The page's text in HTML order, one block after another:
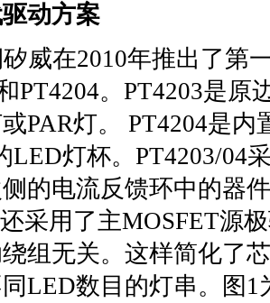
动方案
威在2010年推出了第
PT4204。PT4203是
PAR灯。 PT4204是
LED灯杯。PT4203/04
的电流反馈环中的器
采用了主MOSFET源
组无关。这样简化了
LED数目的灯串。图1